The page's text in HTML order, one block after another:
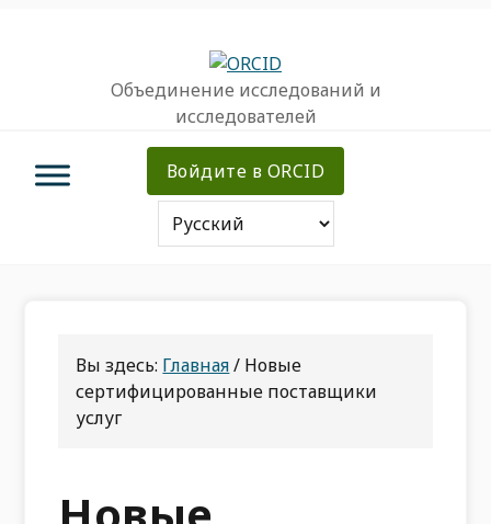
содержаниюОбъединение исследований и
исследователей
Войдите в ORCID
Вы здесь: Главная/ Новые
сертифицированные поставщики
услуг